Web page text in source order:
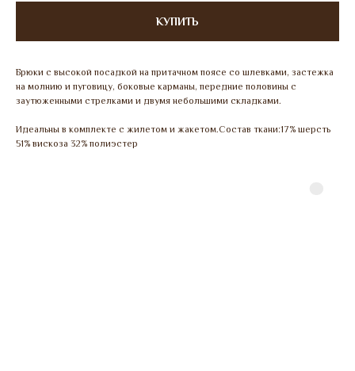
КУПИТЬ
Брюки с высокой посадкой на притачном поясе со шлевками, застежка
на молнию и пуговицу, боковые карманы, передние половины с
заутюженными стрелками и двумя небольшими складками.
Идеальны в комплекте с жилетом и жакетом.Состав ткани:17% шерсть
51% вискоза 32% полиэстер